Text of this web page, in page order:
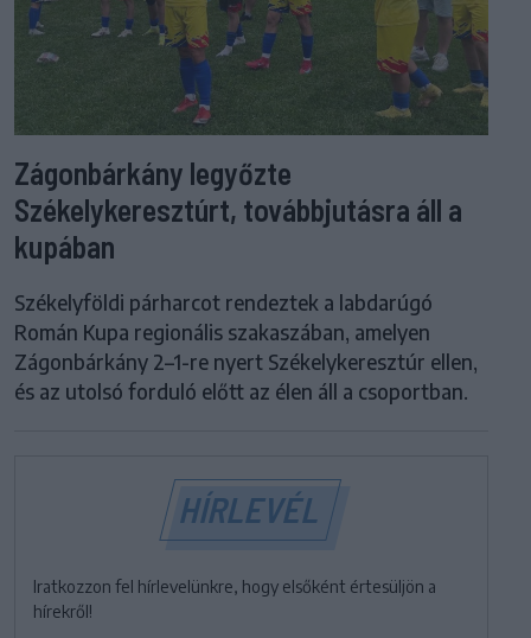
Zágonbárkány legyőzte
Székelykeresztúrt, továbbjutásra áll a
kupában
Székelyföldi párharcot rendeztek a labdarúgó
Román Kupa regionális szakaszában, amelyen
Zágonbárkány 2–1-re nyert Székelykeresztúr ellen,
és az utolsó forduló előtt az élen áll a csoportban.
HÍRLEVÉL
Iratkozzon fel hírlevelünkre, hogy elsőként értesüljön a
hírekről!